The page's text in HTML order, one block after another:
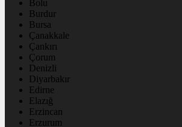
Bolu
Burdur
Bursa
Çanakkale
Çankırı
Çorum
Denizli
Diyarbakır
Edirne
Elazığ
Erzincan
Erzurum